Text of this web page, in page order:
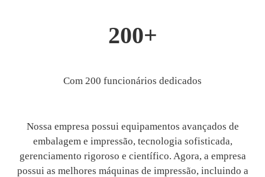
200+
Com 200 funcionários dedicados
Nossa empresa possui equipamentos avançados de
embalagem e impressão, tecnologia sofisticada,
gerenciamento rigoroso e científico. Agora, a empresa
possui as melhores máquinas de impressão, incluindo a